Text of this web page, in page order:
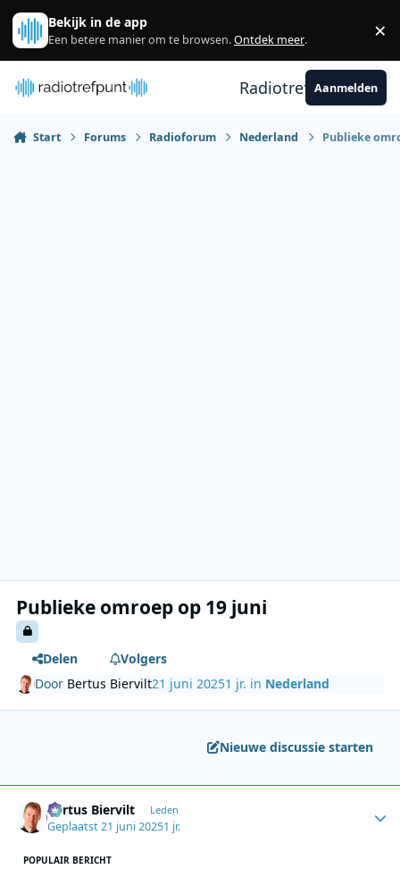
Spring naar bijdragen
Bekijk in de app
Een betere manier om te browsen.Ontdek meer. ×
RadiotrefpuntAanmelden
Start Forums Radioforum Nederland Publieke
Publieke omroep op 19 juni
Delen
Volgers
Door Bertus Biervilt21 juni 20251 jr. in Nederland
Nieuwe discussie starten
Bertus Biervilt Leden
Geplaatst21 juni 20251 jr.
POPULAIR BERICHT